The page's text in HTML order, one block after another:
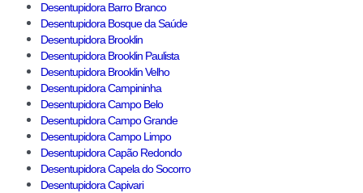
Desentupidora Barro Branco
Desentupidora Bosque da Saúde
Desentupidora Brooklin
Desentupidora Brooklin Paulista
Desentupidora Brooklin Velho
Desentupidora Campininha
Desentupidora Campo Belo
Desentupidora Campo Grande
Desentupidora Campo Limpo
Desentupidora Capão Redondo
Desentupidora Capela do Socorro
Desentupidora Capivari